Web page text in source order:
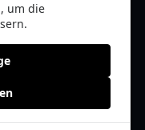
| * =Affiliate-Links /
um die